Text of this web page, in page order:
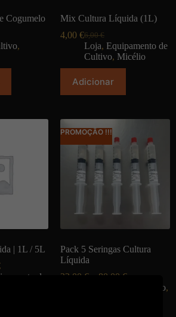
Cogumelo
,
Mix Cultura Líquida (1L)
6,00€
4,00 €
Loja, Equipamento de
Cultivo, Micélio
Adicionar
| 1L / 5L
de
PROMOÇÃO !!!
Pack 5 Seringas Cultura
Líquida
33,00 € 80,00 €
Kits de cultivo,